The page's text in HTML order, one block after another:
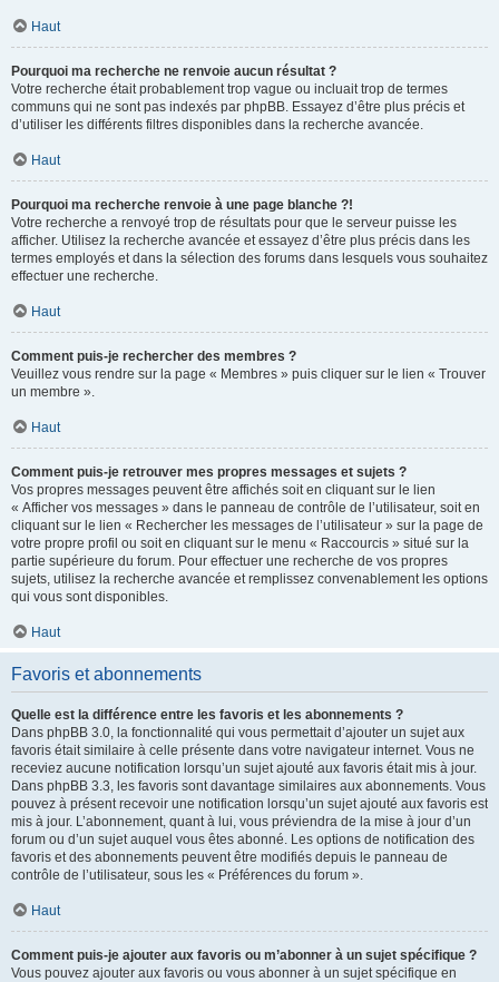
Haut
Pourquoi ma recherche ne renvoie aucun résultat ?
Votre recherche était probablement trop vague ou incluait trop de termes
communs qui ne sont pas indexés par phpBB. Essayez d’être plus précis et
d’utiliser les différents filtres disponibles dans la recherche avancée.
Haut
Pourquoi ma recherche renvoie à une page blanche ?!
Votre recherche a renvoyé trop de résultats pour que le serveur puisse les
afficher. Utilisez la recherche avancée et essayez d’être plus précis dans les
termes employés et dans la sélection des forums dans lesquels vous souhaitez
effectuer une recherche.
Haut
Comment puis-je rechercher des membres ?
Veuillez vous rendre sur la page « Membres » puis cliquer sur le lien « Trouver
un membre ».
Haut
Comment puis-je retrouver mes propres messages et sujets ?
Vos propres messages peuvent être affichés soit en cliquant sur le lien
« Afficher vos messages » dans le panneau de contrôle de l’utilisateur, soit en
cliquant sur le lien « Rechercher les messages de l’utilisateur » sur la page de
votre propre profil ou soit en cliquant sur le menu « Raccourcis » situé sur la
partie supérieure du forum. Pour effectuer une recherche de vos propres
sujets, utilisez la recherche avancée et remplissez convenablement les options
qui vous sont disponibles.
Haut
Favoris et abonnements
Quelle est la différence entre les favoris et les abonnements ?
Dans phpBB 3.0, la fonctionnalité qui vous permettait d’ajouter un sujet aux
favoris était similaire à celle présente dans votre navigateur internet. Vous ne
receviez aucune notification lorsqu’un sujet ajouté aux favoris était mis à jour.
Dans phpBB 3.3, les favoris sont davantage similaires aux abonnements. Vous
pouvez à présent recevoir une notification lorsqu’un sujet ajouté aux favoris est
mis à jour. L’abonnement, quant à lui, vous préviendra de la mise à jour d’un
forum ou d’un sujet auquel vous êtes abonné. Les options de notification des
favoris et des abonnements peuvent être modifiés depuis le panneau de
contrôle de l’utilisateur, sous les « Préférences du forum ».
Haut
Comment puis-je ajouter aux favoris ou m’abonner à un sujet spécifique ?
Vous pouvez ajouter aux favoris ou vous abonner à un sujet spécifique en